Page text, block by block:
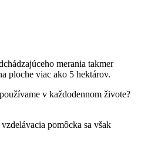
merania takmer
ploche viac ako 5 hektárov.
v každodennom živote?
pomôcka sa však